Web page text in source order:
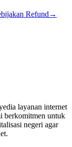
Refund →
layanan internet
berkomitmen untuk
negeri agar